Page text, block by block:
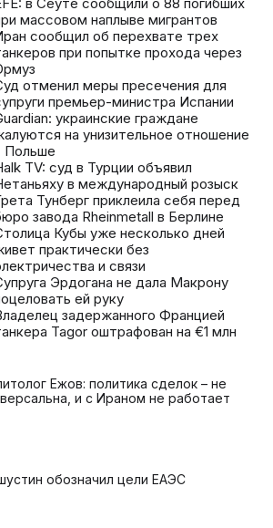
массовом наплыве мигрантов
сообщил об перехвате трех
при попытке прохода через
отменил меры пресечения для
премьер-министра Испании
украинские граждане
на унизительное отношение
Польше
TV: суд в Турции объявил
в международный розыск
Тунберг приклеила себя перед
завода Rheinmetall в Берлине
Кубы уже несколько дней
практически без
и связи
Эрдогана не дала Макрону
ей руку
задержанного Францией
Tagor оштрафован на €1 млн
Ежов: политика сделок – не
и с Ираном не работает
обозначил цели ЕАЭС